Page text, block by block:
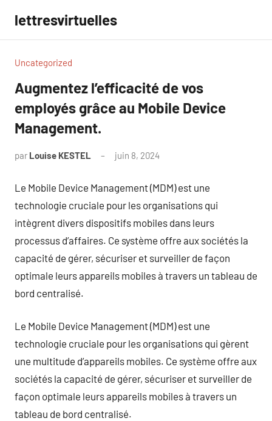
contenu
lettresvirtuelles
Uncategorized
Augmentez l’efficacité de vos
employés grâce au Mobile Device
Management.
par Louise KESTEL juin 8, 2024
Le Mobile Device Management (MDM) est une
technologie cruciale pour les organisations qui
intègrent divers dispositifs mobiles dans leurs
processus d’affaires. Ce système offre aux sociétés la
capacité de gérer, sécuriser et surveiller de façon
optimale leurs appareils mobiles à travers un tableau de
bord centralisé.
Le Mobile Device Management (MDM) est une
technologie cruciale pour les organisations qui gèrent
une multitude d’appareils mobiles. Ce système offre aux
sociétés la capacité de gérer, sécuriser et surveiller de
façon optimale leurs appareils mobiles à travers un
tableau de bord centralisé.